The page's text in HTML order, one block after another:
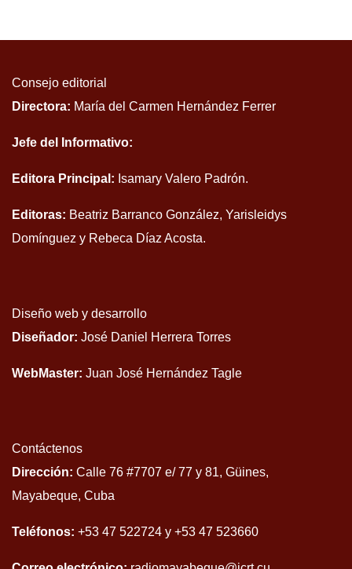
Consejo editorial
Directora: María del Carmen Hernández Ferrer
Jefe del Informativo:
Editora Principal: Isamary Valero Padrón.
Editoras: Beatriz Barranco González, Yarisleidys
Domínguez y Rebeca Díaz Acosta.
Diseño web y desarrollo
Diseñador: José Daniel Herrera Torres
WebMaster: Juan José Hernández Tagle
Contáctenos
Dirección: Calle 76 #7707 e/ 77 y 81, Güines,
Mayabeque, Cuba
Teléfonos: +53 47 522724 y +53 47 523660